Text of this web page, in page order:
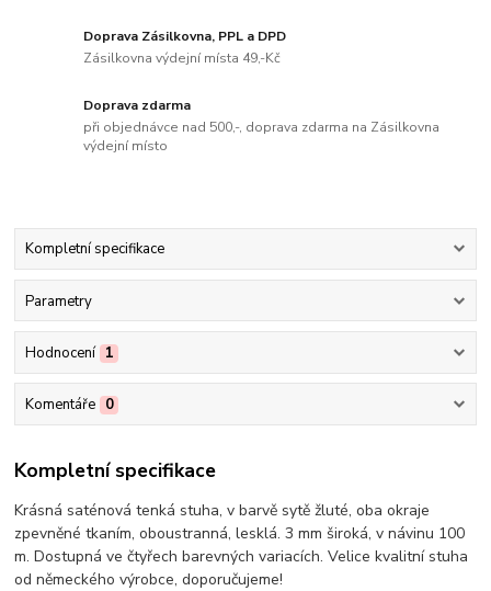
Doprava Zásilkovna, PPL a DPD
Zásilkovna výdejní místa 49,-Kč
Doprava zdarma
při objednávce nad 500,-, doprava zdarma na Zásilkovna
výdejní místo
Kompletní specifikace
Parametry
Hodnocení 1
Komentáře 0
Kompletní specifikace
Krásná saténová tenká stuha, v barvě sytě žluté, oba okraje
zpevněné tkaním, oboustranná, lesklá. 3 mm široká, v návinu 100
m. Dostupná ve čtyřech barevných variacích. Velice kvalitní stuha
od německého výrobce, doporučujeme!